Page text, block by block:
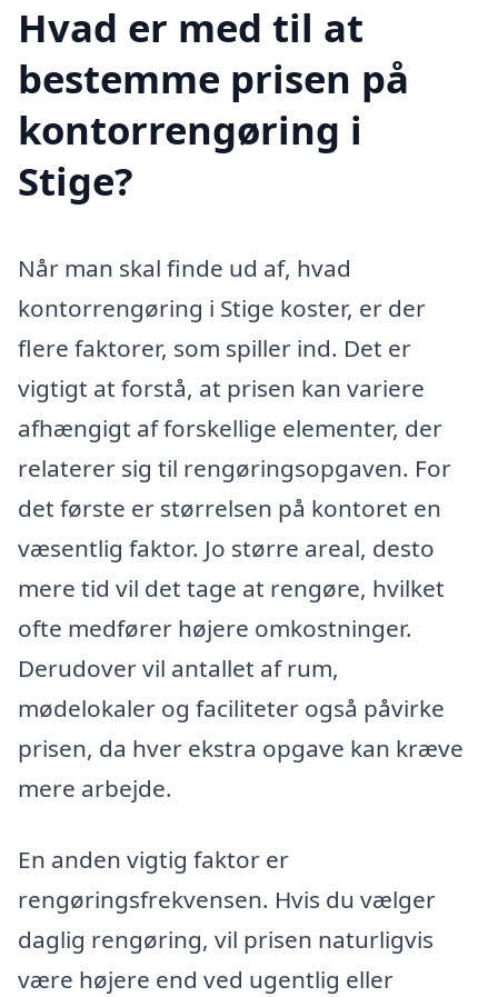
Hvad er med til at
bestemme prisen på
kontorrengøring i
Stige?
Når man skal finde ud af, hvad
kontorrengøring i Stige koster, er der
flere faktorer, som spiller ind. Det er
vigtigt at forstå, at prisen kan variere
afhængigt af forskellige elementer, der
relaterer sig til rengøringsopgaven. For
det første er størrelsen på kontoret en
væsentlig faktor. Jo større areal, desto
mere tid vil det tage at rengøre, hvilket
ofte medfører højere omkostninger.
Derudover vil antallet af rum,
mødelokaler og faciliteter også påvirke
prisen, da hver ekstra opgave kan kræve
mere arbejde.
En anden vigtig faktor er
rengøringsfrekvensen. Hvis du vælger
daglig rengøring, vil prisen naturligvis
være højere end ved ugentlig eller